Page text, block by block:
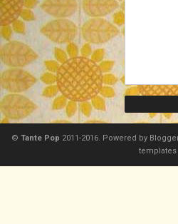
© Tante Pop 2011-2016. Powered by
templates